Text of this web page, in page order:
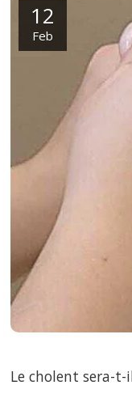
12
Feb
Le cholent sera-